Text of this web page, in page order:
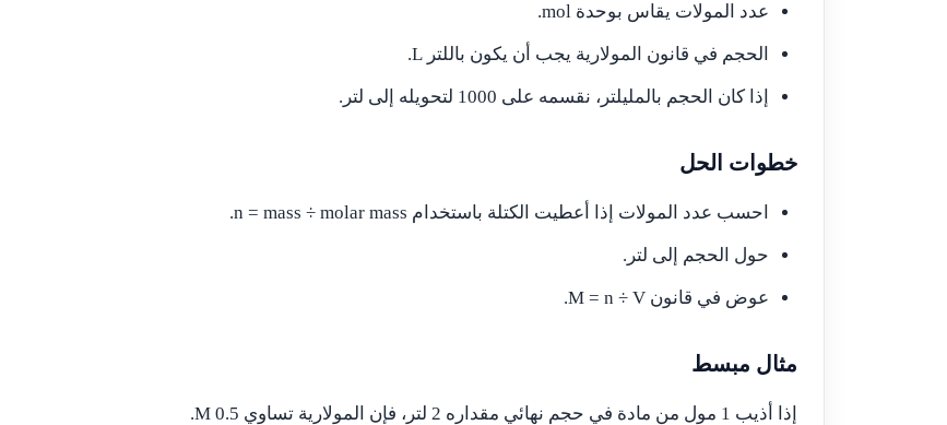
عدد المولات يقاس بوحدة mol.
الحجم في قانون المولارية يجب أن يكون باللتر L.
إذا كان الحجم بالمليلتر، نقسمه على 1000 لتحويله إلى لتر.
خطوات الحل
احسب عدد المولات إذا أعطيت الكتلة باستخدام n = mass ÷ molar mass.
حول الحجم إلى لتر.
عوض في قانون M = n ÷ V.
مثال مبسط
إذا أذيب 1 مول من مادة في حجم نهائي مقداره 2 لتر، فإن المولارية تساوي 0.5 M.